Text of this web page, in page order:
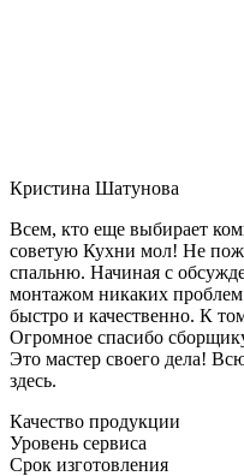
Кристина Шатунова
Всем, кто еще выбирает
советую Кухни мол! Не
спальню. Начиная с
монтажом никаких
быстро и качественно. К
Огромное спасибо
Это мастер своего дела!
здесь.
Качество продукции
Уровень сервиса
Срок изготовления